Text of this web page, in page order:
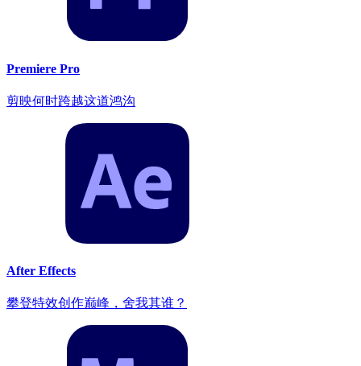
Premiere Pro
剪映何时跨越这道鸿沟
After Effects
攀登特效创作巅峰，舍我其谁？